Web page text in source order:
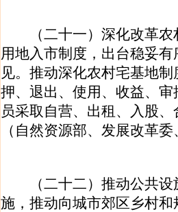
（二十一）深化改革农
用地入市制度，出台稳妥
见。推动深化农村宅基地
押、退出、使用、收益、
员采取自营、出租、入股
（自然资源部、发展改革
（二十二）推动公共设
施，推动向城市郊区乡村